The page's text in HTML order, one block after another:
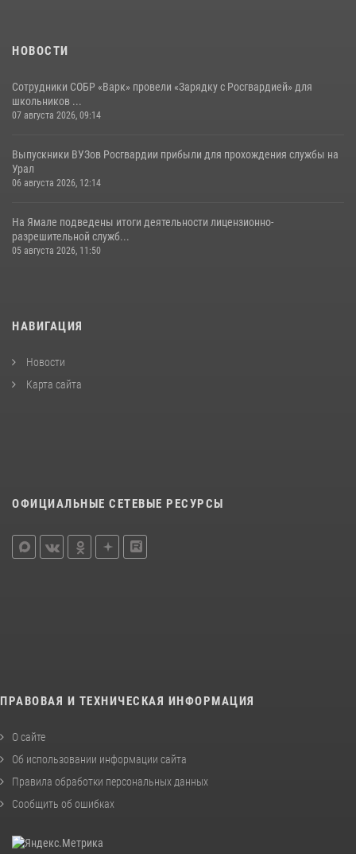
НОВОСТИ
Сотрудники СОБР «Варк» провели «Зарядку с Росгвардией» для
школьников ...
07 августа 2026, 09:14
Выпускники ВУЗов Росгвардии прибыли для прохождения службы на
Урал
06 августа 2026, 12:14
На Ямале подведены итоги деятельности лицензионно-
разрешительной служб...
05 августа 2026, 11:50
НАВИГАЦИЯ
Новости
Карта сайта
ОФИЦИАЛЬНЫЕ СЕТЕВЫЕ РЕСУРСЫ
ПРАВОВАЯ И ТЕХНИЧЕСКАЯ ИНФОРМАЦИЯ
О сайте
Об использовании информации сайта
Правила обработки персональных данных
Сообщить об ошибках